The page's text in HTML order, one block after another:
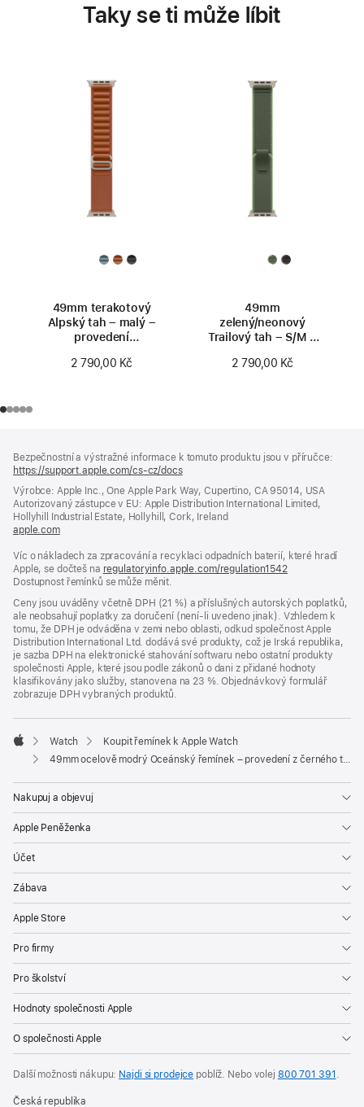
Taky se ti může líbit
49mm terakotový
Alpský tah – malý –
provedení
2 790,00 Kč
49mm
zelený/neonový
Trailový tah – S/M –
z přírodního titanu
2 790,00 Kč
Bezpečnostní a výstražné informace k tomuto produktu jsou v příručce:
https://support.apple.com/cs-cz/docs(otevře
v novém
okně)
Výrobce: Apple Inc., One Apple Park Way, Cupertino, CA 95014, USA
Autorizovaný zástupce v EU: Apple Distribution International Limited,
Hollyhill Industrial Estate, Hollyhill, Cork, Ireland
apple.com(otevře
v novém
okně)
Víc o nákladech za zpracování a recyklaci odpadních baterií, které hradí
Apple, se dočteš na regulatoryinfo.apple.com/regulation1542(otevře
okně)
Dostupnost řemínků se může měnit.
Ceny jsou uváděny včetně DPH (21 %) a příslušných autorských poplatků,
ale neobsahují poplatky za doručení (není-li uvedeno jinak). Vzhledem k
tomu, že DPH je odváděna v zemi nebo oblasti, odkud společnost Apple
Distribution International Ltd. dodává své produkty, což je Irská republika,
je sazba DPH na elektronické stahování softwaru nebo ostatní produkty
společnosti Apple, které jsou podle zákonů o dani z přidané hodnoty
klasifikovány jako služby, stanovena na 23 %. Objednávkový formulář
zobrazuje DPH vybraných produktů.
Apple
Watch
Koupit řemínek k Apple Watch
49mm ocelově modrý Oceánský řemínek – provedení z černého titanu
Nakupuj a objevuj
Apple Peněženka
Účet
Zábava
Apple Store
Pro firmy
Pro školství
Hodnoty společnosti Apple
O společnosti Apple
Další možnosti nákupu: Najdi si prodejce poblíž. Nebo volej 800 701 391
Česká republika